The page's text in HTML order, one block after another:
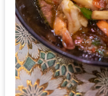
UP,
RAMA
3)
อาหาร
โดน
ใจ